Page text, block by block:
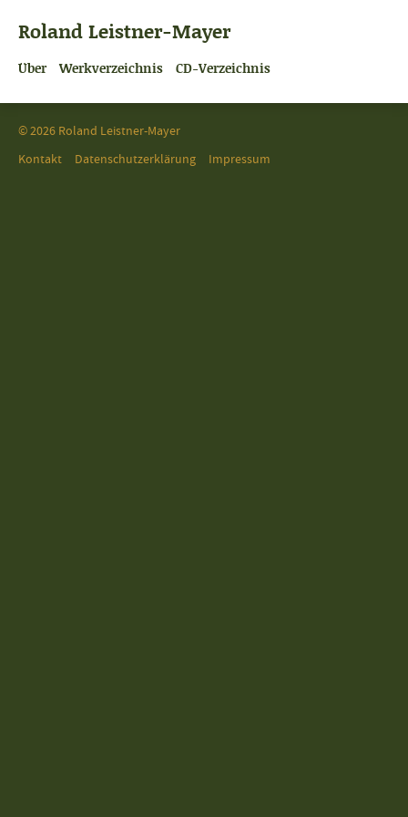
Roland Leistner-Mayer
Über Werkverzeichnis CD-Verzeichnis
© 2026 Roland Leistner-Mayer
Kontakt
Datenschutzerklärung Impressum